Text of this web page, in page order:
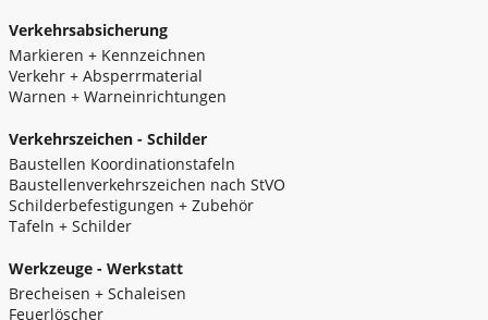
Verkehrsabsicherung
Markieren + Kennzeichnen
Verkehr + Absperrmaterial
Warnen + Warneinrichtungen
Verkehrszeichen - Schilder
Baustellen Koordinationstafeln
Baustellenverkehrszeichen nach StVO
Schilderbefestigungen + Zubehör
Tafeln + Schilder
Werkzeuge - Werkstatt
Brecheisen + Schaleisen
Feuerlöscher